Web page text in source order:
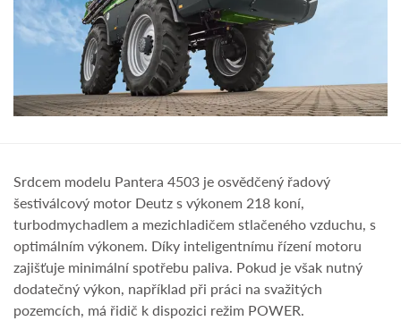
Srdcem modelu Pantera 4503 je osvědčený řadový
šestiválcový motor Deutz s výkonem 218 koní,
turbodmychadlem a mezichladičem stlačeného vzduchu, s
optimálním výkonem. Díky inteligentnímu řízení motoru
zajišťuje minimální spotřebu paliva. Pokud je však nutný
dodatečný výkon, například při práci na svažitých
pozemcích, má řidič k dispozici režim POWER.